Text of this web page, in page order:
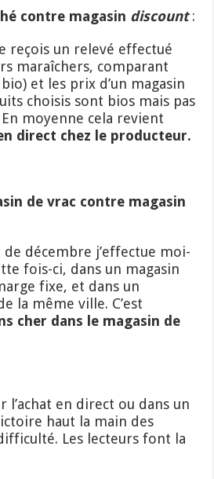
contre magasin discount:
reçois un relevé effectué
maraîchers, comparant
et les prix d’un magasin
choisis sont bios mais pas
moyenne cela revient
direct chez le producteur.
devrac contre magasin
décembre j’effectue moi-
fois-ci, dans un magasin
fixe, et dans un
la même ville. C’est
cher dans le magasin de
l’achat en direct ou dans un
haut la main des
Les lecteurs font la